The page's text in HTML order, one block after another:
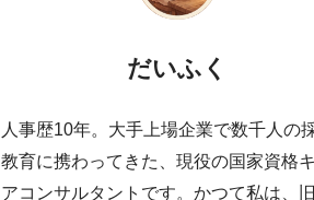
だいふく
人事歴10年。大手上場企業で数千人の
教育に携わってきた、現役の国家資格
アコンサルタントです。 ​かつて私は、